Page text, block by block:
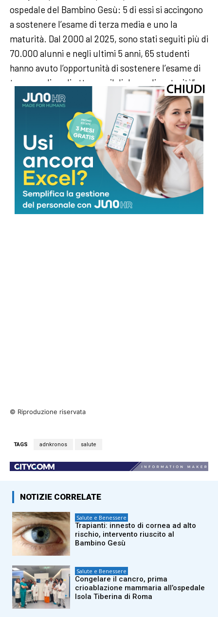
ospedale del Bambino Gesù: 5 di essi si accingono
a sostenere l’esame di terza media e uno la
maturità. Dal 2000 al 2025, sono stati seguiti più di
70.000 alunni e negli ultimi 5 anni, 65 studenti
hanno avuto l’opportunità di sostenere l’esame di
terza media o di ottenere il diploma di maturità”.
salute/sanita
webinfo@adnkronos.com (Web Info)
© Riproduzione riservata
TAGS adnkronos salute
NOTIZIE CORRELATE
Salute e Benessere
Trapianti: innesto di cornea ad alto
rischio, intervento riuscito al
Bambino Gesù
Salute e Benessere
Congelare il cancro, prima
crioablazione mammaria all’ospedale
Isola Tiberina di Roma